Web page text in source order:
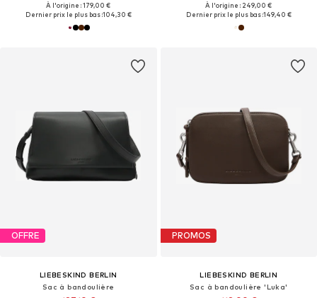
À l'origine : 179,00 €
Dernier prix le plus bas :104,30 €
À l'origine : 249,00 €
Dernier prix le plus bas :149,40 €
OFFRE
LIEBESKIND BERLIN
Sac à bandoulière
PROMOS
LIEBESKIND BERLIN
Sac à bandoulière 'Luka'